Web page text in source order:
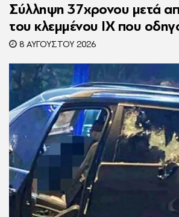
Σύλληψη 37χρονου μετά
του κλεμμένου ΙΧ που
τροχαίο
8 ΑΥΓΟΎΣΤΟΥ 2026